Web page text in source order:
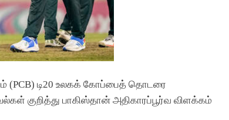
(PCB) டி20 உலகக் கோப்பைத் தொடரை
குறித்து பாகிஸ்தான் அதிகாரப்பூர்வ விளக்கம்